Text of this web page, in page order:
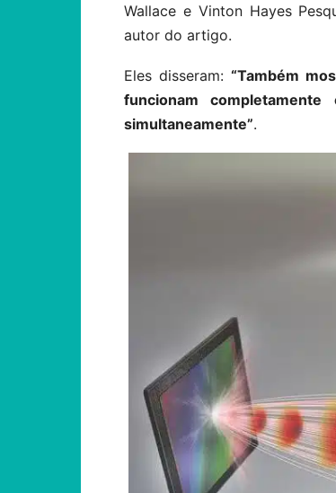
Wallace e Vinton Hayes
autor do artigo.
Eles disseram:“Também
funcionam
simultaneamente”.